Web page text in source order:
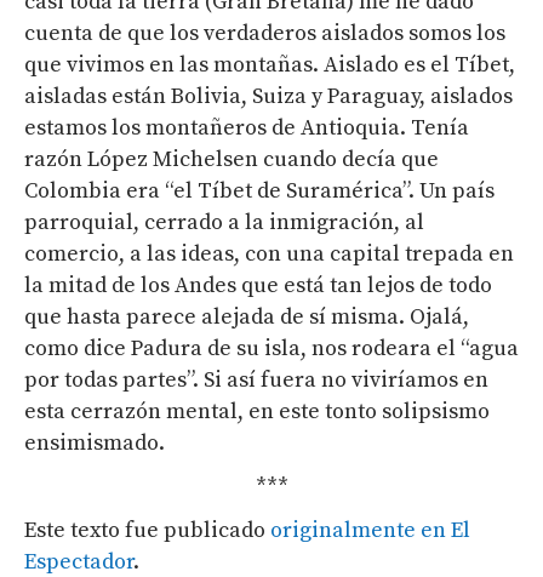
cuenta de que los verdaderos aislados somos los
que vivimos en las montañas. Aislado es el Tíbet,
aisladas están Bolivia, Suiza y Paraguay, aislados
estamos los montañeros de Antioquia. Tenía
razón López Michelsen cuando decía que
Colombia era “el Tíbet de Suramérica”. Un país
parroquial, cerrado a la inmigración, al
comercio, a las ideas, con una capital trepada en
la mitad de los Andes que está tan lejos de todo
que hasta parece alejada de sí misma. Ojalá,
como dice Padura de su isla, nos rodeara el “agua
por todas partes”. Si así fuera no viviríamos en
esta cerrazón mental, en este tonto solipsismo
ensimismado.
***
Este texto fue publicado originalmente en El
Espectador.